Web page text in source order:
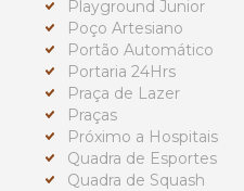
Playground Junior
Poço Artesiano
Portão Automático
Portaria 24Hrs
Praça de Lazer
Praças
Próximo a Hospitais
Quadra de Esportes
Quadra de Squash